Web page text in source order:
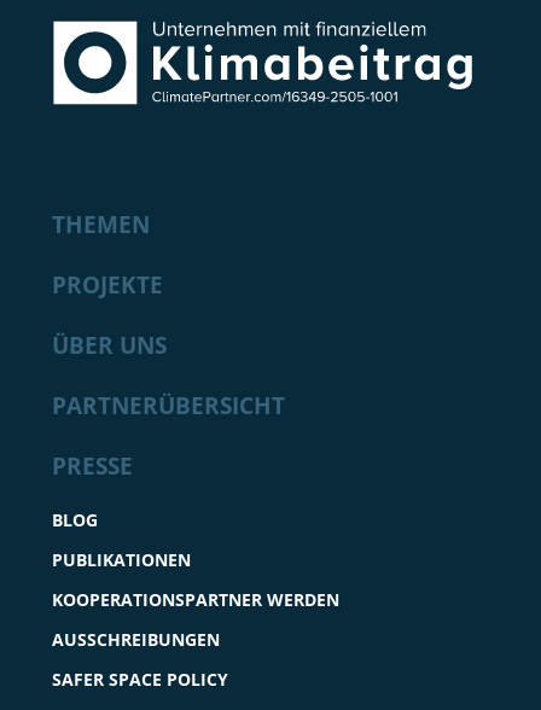
THEMEN
PROJEKTE
ÜBER UNS
PARTNERÜBERSICHT
PRESSE
BLOG
PUBLIKATIONEN
KOOPERATIONSPARTNER WERDEN
AUSSCHREIBUNGEN
SAFER SPACE POLICY